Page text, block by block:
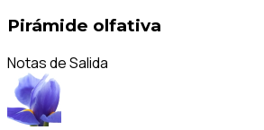
Pirámide olfativa
Notas de Salida